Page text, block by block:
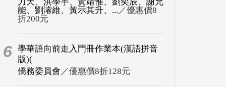
能、劉濬維、黃示其升、... ／優惠價8
折200元
6 學華語向前走入門冊作業本(漢語拼音
版)(
僑務委員會 ／優惠價8折128元